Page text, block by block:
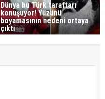
Dünya bu Türk taraftarı
konuşuyor! Yüzünü
boyamasının nedeni ortaya
çıktı